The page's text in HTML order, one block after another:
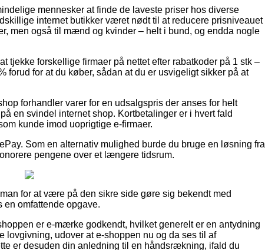
mennesker at finde de laveste priser hos diverse
internet butikker været nødt til at reducere prisniveauet
men også til mænd og kvinder – helt i bund, og endda nogle
tjekke forskellige firmaer på nettet efter rabatkoder på 1 stk –
for at du køber, sådan at du er usvigeligt sikker på at
forhandler varer for en udsalgspris der anses for helt
en svindel internet shop. Kortbetalinger er i hvert fald
kunde imod uoprigtige e-firmaer.
Som en alternativ mulighed burde du bruge en løsning fra
pengene over et længere tidsrum.
for at være på den sikre side gøre sig bekendt med
en omfattende opgave.
er e-mærke godkendt, hvilket generelt er en antydning
lovgivning, udover at e-shoppen nu og da ses til af
er desuden din anledning til en håndsrækning, ifald du